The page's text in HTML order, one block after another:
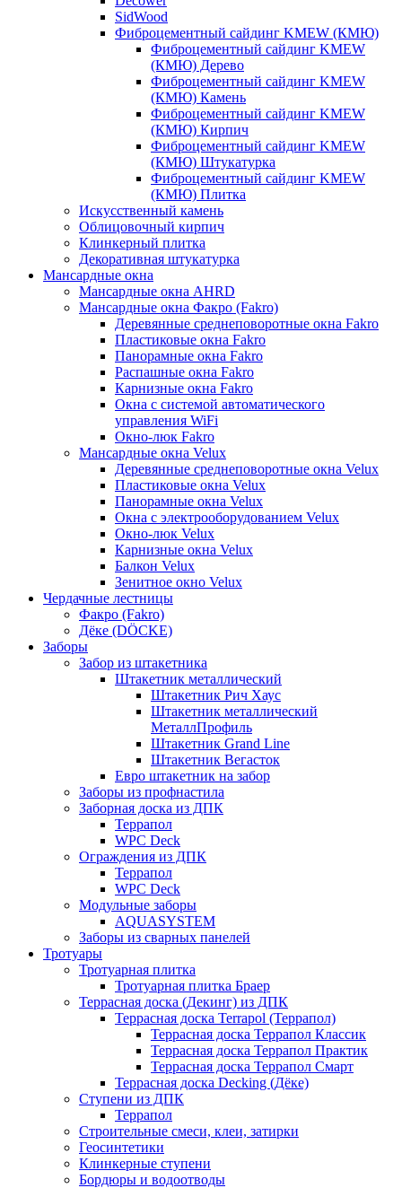
SidWood
Фиброцементный сайдинг KMEW (КМЮ)
Фиброцементный сайдинг KMEW
(КМЮ) Дерево
Фиброцементный сайдинг KMEW
(КМЮ) Камень
Фиброцементный сайдинг KMEW
(КМЮ) Кирпич
Фиброцементный сайдинг KMEW
(КМЮ) Штукатурка
Фиброцементный сайдинг KMEW
(КМЮ) Плитка
Искусственный камень
Облицовочный кирпич
Клинкерный плитка
Декоративная штукатурка
Мансардные окна
Мансардные окна AHRD
Мансардные окна Факро (Fakro)
Деревянные среднеповоротные окна Fakro
Пластиковые окна Fakro
Панорамные окна Fakro
Распашные окна Fakro
Карнизные окна Fakro
Окна с системой автоматического
управления WiFi
Окно-люк Fakro
Мансардные окна Velux
Деревянные среднеповоротные окна Velux
Пластиковые окна Velux
Панорамные окна Velux
Окна с электрооборудованием Velux
Окно-люк Velux
Карнизные окна Velux
Балкон Velux
Зенитное окно Velux
Чердачные лестницы
Факро (Fakro)
Дёке (DÖCKE)
Заборы
Забор из штакетника
Штакетник металлический
Штакетник Рич Хаус
Штакетник металлический
МеталлПрофиль
Штакетник Grand Line
Штакетник Вегасток
Евро штакетник на забор
Заборы из профнастила
Заборная доска из ДПК
Террапол
WPC Deck
Ограждения из ДПК
Террапол
WPC Deck
Модульные заборы
AQUASYSTEM
Заборы из сварных панелей
Тротуары
Тротуарная плитка
Тротуарная плитка Браер
Террасная доска (Декинг) из ДПК
Террасная доска Terrapol (Террапол)
Террасная доска Террапол Классик
Террасная доска Террапол Практик
Террасная доска Террапол Смарт
Террасная доска Decking (Дёке)
Ступени из ДПК
Террапол
Строительные смеси, клеи, затирки
Геосинтетики
Клинкерные ступени
Бордюры и водоотводы